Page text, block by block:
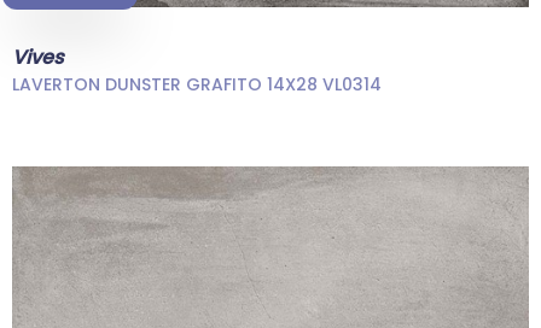
Vives
LAVERTON DUNSTER GRAFITO 14X28 VL0314